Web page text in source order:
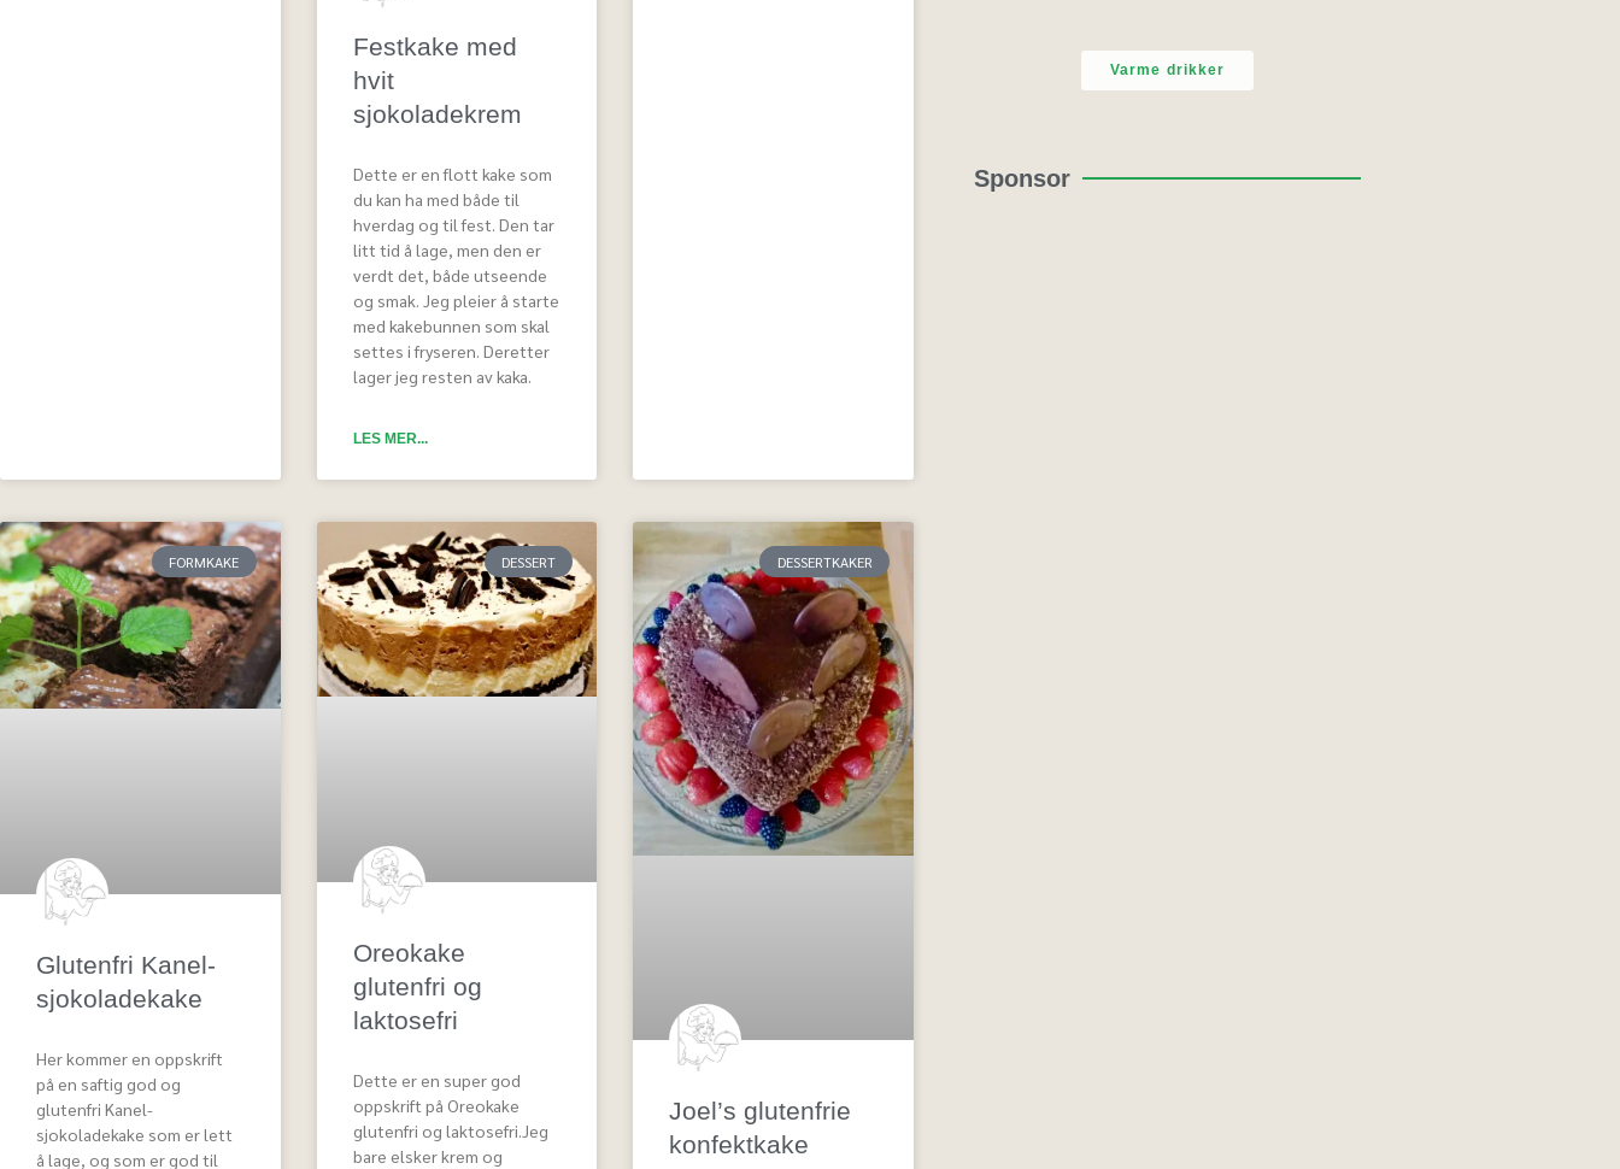
Festkake med
hvit
sjokoladekrem
Dette er en flott kake som
du kan ha med både til
hverdag og til fest. Den tar
litt tid å lage, men den er
verdt det, både utseende
og smak. Jeg pleier å starte
med kakebunnen som skal
settes i fryseren. Deretter
lager jeg resten av kaka.
LES MER...
FORMKAKE
Glutenfri Kanel-
sjokoladekake
Her kommer en oppskrift
på en saftig god og
glutenfri Kanel-
sjokoladekake som er lett
å lage, og som er god til
DESSERT
Oreokake
glutenfri og
laktosefri
Dette er en super god
oppskrift på Oreokake
glutenfri og laktosefri.Jeg
bare elsker krem og
DESSERTKAKER
Joel’s glutenfrie
konfektkake
Varme drikker
Sponsor